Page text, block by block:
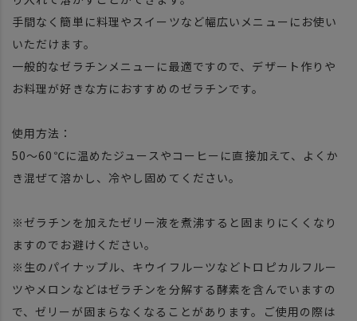
手間なく簡単に料理やスイーツなど幅広いメニューにお使い
いただけます。
一般的なゼラチンメニューに最適ですので、デザート作りや
お料理が好きな方におすすめのゼラチンです。
使用方法：
50～60℃に温めたジュースやコーヒーに直接加えて、よくか
き混ぜて溶かし、冷やし固めてください。
※ゼラチンを加えたゼリー液を煮沸すると固まりにくくなり
ますのでお避けください。
※生のパイナップル、キウイフルーツなどトロピカルフルー
ツやメロンなどはゼラチンを分解する酵素を含んでいますの
で、ゼリーが固まらなくなることがあります。ご使用の際は